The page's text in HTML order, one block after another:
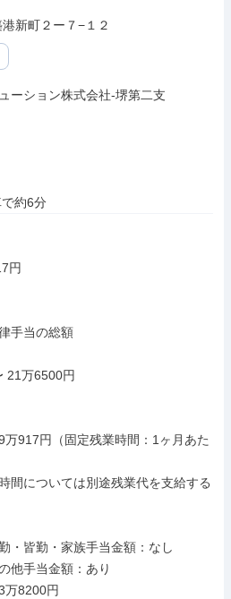
新町２ー７−１２
ーション株式会社-堺第二支
約6分
円
手当の総額
21万6500円
917円（固定残業時間：1ヶ月あた
間については別途残業代を支給する
・皆勤・家族手当金額：なし
他手当金額：あり
万8200円